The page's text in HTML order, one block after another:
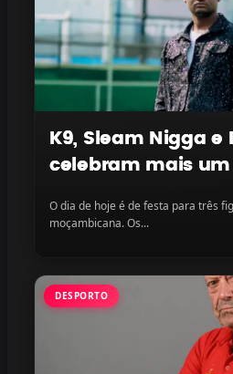
K9, Sleam Nigga e
celebram mais
O dia de hoje é de festa para três
moçambicana. Os...
DESPORTO